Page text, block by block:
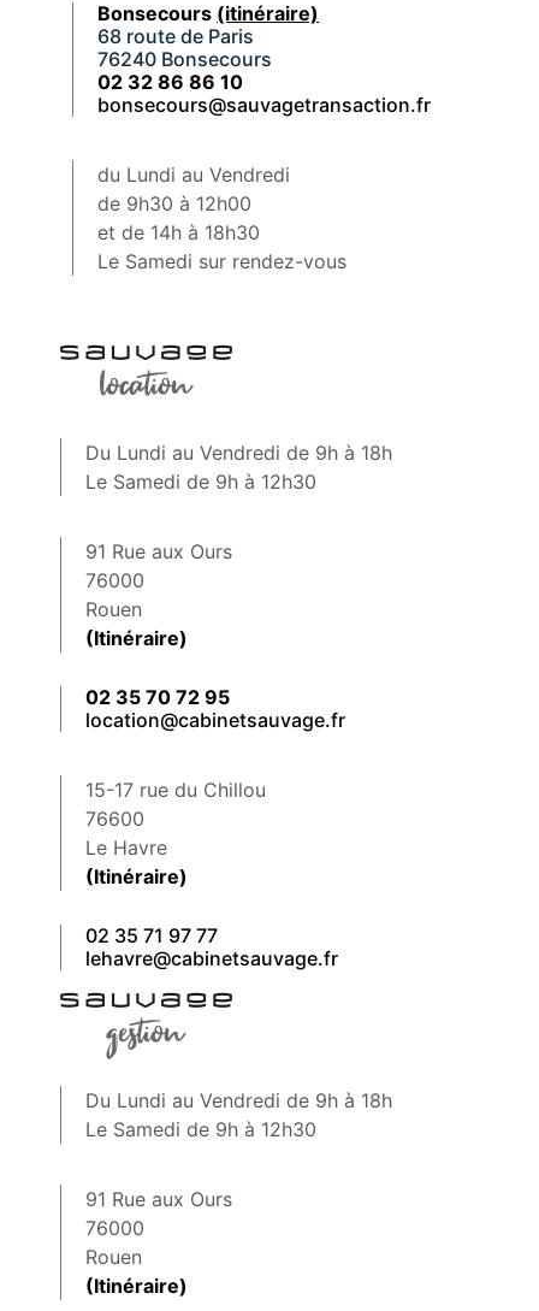
Bonsecours (itinéraire)
68 route de Paris
76240 Bonsecours
02 32 86 86 10
bonsecours@sauvagetransaction.fr
du Lundi au Vendredi
de 9h30 à 12h00
et de 14h à 18h30
Le Samedi sur rendez-vous
Du Lundi au Vendredi de 9h à 18h
Le Samedi de 9h à 12h30
91 Rue aux Ours
76000
Rouen
(Itinéraire)
02 35 70 72 95
location@cabinetsauvage.fr
15-17 rue du Chillou
76600
Le Havre
(Itinéraire)
02 35 71 97 77
lehavre@cabinetsauvage.fr
Du Lundi au Vendredi de 9h à 18h
Le Samedi de 9h à 12h30
91 Rue aux Ours
76000
Rouen
(Itinéraire)